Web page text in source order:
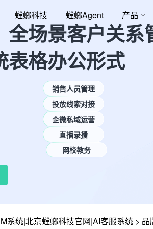
螳螂科技 螳螂Agent 产品
全场景客户关系
表格办公形式
销售人员管理
投放线索对接
企微私域运营
直播录播
网校教务
系统|北京螳螂科技官网|AI客服系统 > 品